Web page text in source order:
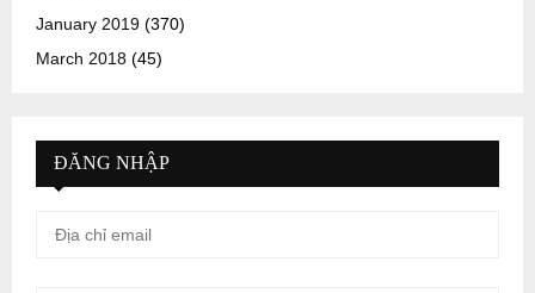
January 2019 (370)
March 2018 (45)
ĐĂNG NHẬP